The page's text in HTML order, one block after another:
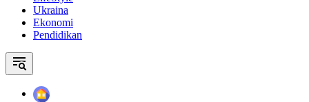
Ukraina
Ekonomi
Pendidikan
Home